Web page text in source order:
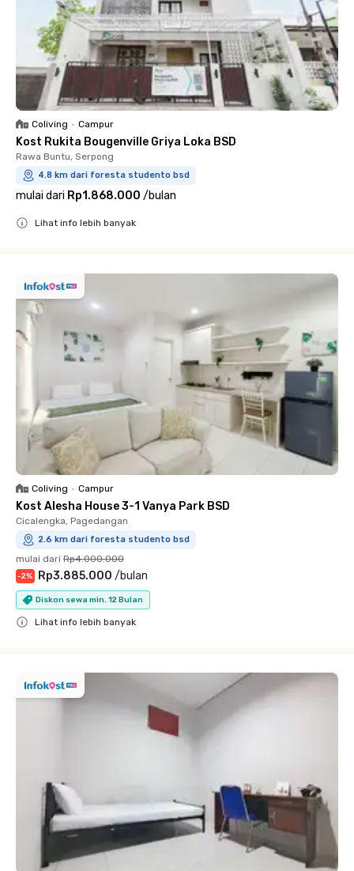
Coliving • Campur
Kost Rukita Bougenville Griya Loka BSD
Rawa Buntu, Serpong
4.8 km dari foresta studento bsd
mulai dari Rp1.868.000 /bulan
Lihat info lebih banyak
Coliving • Campur
Kost Alesha House 3-1 Vanya Park BSD
Cicalengka, Pagedangan
2.6 km dari foresta studento bsd
mulai dari Rp4.000.000
-2% Rp3.885.000 /bulan
Diskon sewa min. 12 Bulan
Lihat info lebih banyak